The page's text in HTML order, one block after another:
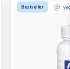
Bestseller